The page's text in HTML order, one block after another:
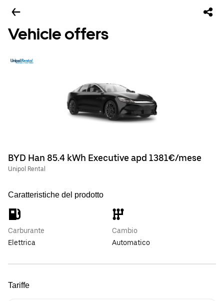
Vehicle offers
BYD Han 85.4 kWh Executive apd 1381€/mese
Unipol Rental
Caratteristiche del prodotto
Carburante
Elettrica
Cambio
Automatico
Tariffe